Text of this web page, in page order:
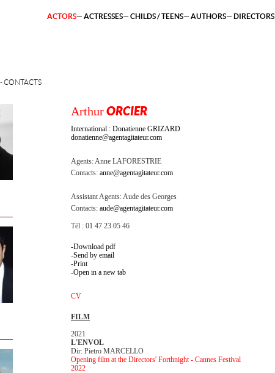
CONTACTS
ACTORS ACTRESSES CHILDS / TEENS AUTHORS DIRECTORS
ArthurORCIER
International : Donatienne GRIZARD
donatienne@agentagitateur.com
Agents:Anne LAFORESTRIE
Contacts: anne@agentagitateur.com
Assistant Agents:Aude des Georges
Contacts: aude@agentagitateur.com
Tél : 01 47 23 05 46
Download pdf
Send by email
Print
Open in a new tab
CV
FILM
2021
L'ENVOL
Dir: Pietro MARCELLO
Opening film at the Directors' Forthnight - Cannes Festival
2022